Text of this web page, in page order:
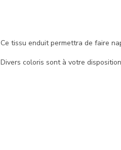
Ce tissu enduit permettra de faire
Divers coloris sont à votre disposition